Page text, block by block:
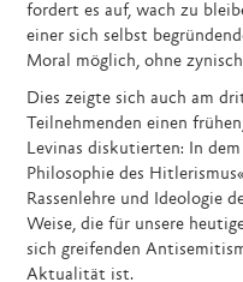
fordert es auf, wach zu
einer sich selbst
Moral möglich, ohne
Dies zeigte sich auch am
Teilnehmenden einen
Levinas diskutierten: In
Philosophie des
Rassenlehre und Ideologie
Weise, die für unsere
sich greifenden
Aktualität ist.